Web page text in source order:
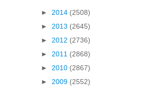
► 2014 (2508)
► 2013 (2645)
► 2012 (2736)
► 2011 (2868)
► 2010 (2867)
► 2009 (2552)